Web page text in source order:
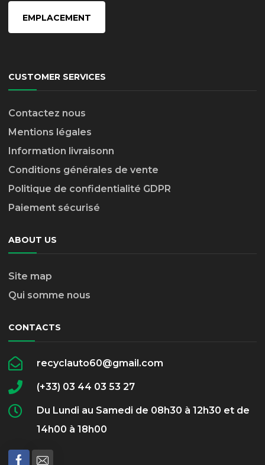
EMPLACEMENT
CUSTOMER SERVICES
Contactez nous
Mentions légales
Information livraisonn
Conditions générales de vente
Politique de confidentialité GDPR
Paiement sécurisé
ABOUT US
Site map
Qui somme nous
CONTACTS
recyclauto60@gmail.com
(+33) 03 44 03 53 27
Du Lundi au Samedi de 08h30 à 12h30 et de
14h00 à 18h00